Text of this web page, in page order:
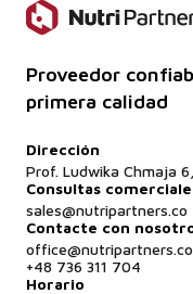
Proveedor
primera calidad
Dirección
Prof. Ludwika Chmaja
Consultas
sales@nutripartners.co
Contacte con
office@nutripartners.co
+48 736 311 704
Horario